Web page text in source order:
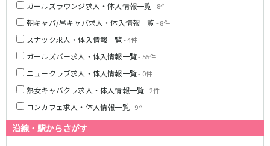
ガールズラウンジ求人・体入情報一覧- 8件
朝キャバ/昼キャバ求人・体入情報一覧- 8件
スナック求人・体入情報一覧- 4件
ガールズバー求人・体入情報一覧- 55件
ニュークラブ求人・体入情報一覧- 0件
熟女キャバクラ求人・体入情報一覧- 2件
コンカフェ求人・体入情報一覧- 9件
沿線・駅からさがす
立川南駅
立川北駅
高幡不動駅
JR青梅線
立川駅
小作駅
河辺駅
福生駅
東武東上線